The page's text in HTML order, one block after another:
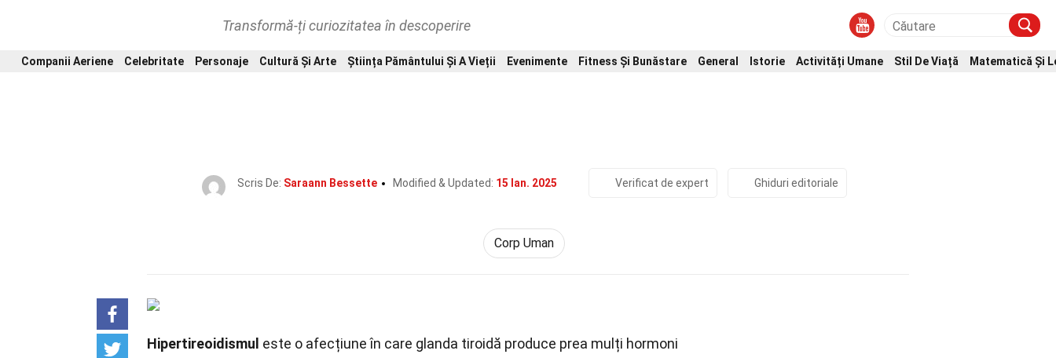
Transformă-ți curiozitatea în descoperire
Companii Aeriene Celebritate Personaje Cultură Și Arte Știința Pământului Și A Vieții Evenimente Fitness Și Bunăstare General Istorie Activități Umane Stil De Viață
Matematică Și
Scris De: Saraann Bessette Modified & Updated: 15 Ian. 2025 Verificat de expert Ghiduri editoriale
Corp Uman
Hipertireoidismul este o afecțiune în care glanda tiroidă produce prea mulți hormoni